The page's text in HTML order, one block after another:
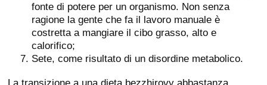
fonte di potere per un organismo. Non senza
ragione la gente che fa il lavoro manuale è
costretta a mangiare il cibo grasso, alto e
calorifico;
Sete, come risultato di un disordine metabolico.
La transizione a una dieta bezzhirovy abbastanza